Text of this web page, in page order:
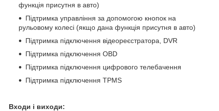
функція присутня в авто)
Підтримка управління за допомогою кнопок на
рульовому колесі (якщо дана функція присутня в авто)
Підтримка підключення відеореєстратора, DVR
Підтримка підключення OBD
Підтримка підключення цифрового телебачення
Підтримка підключення TPMS
Входи і виходи: